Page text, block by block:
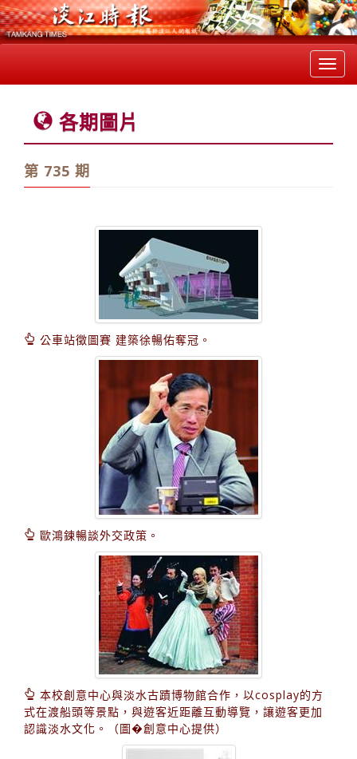
各期圖片
第 735 期
公車站徵圖賽 建築徐暢佑奪冠。
歐鴻鍊暢談外交政策。
本校創意中心與淡水古蹟博物館合作，以cosplay的方
式在渡船頭等景點，與遊客近距離互動導覽，讓遊客更加
認識淡水文化。（圖�創意中心提供）